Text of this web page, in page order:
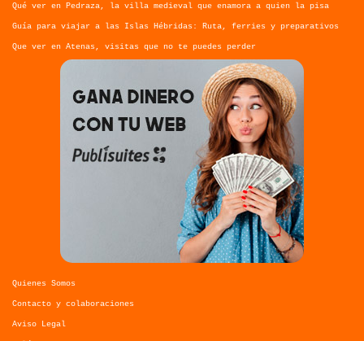
Qué ver en Pedraza, la villa medieval que enamora a quien la pisa
Guía para viajar a las Islas Hébridas: Ruta, ferries y preparativos
Que ver en Atenas, visitas que no te puedes perder
Quienes Somos
Contacto y colaboraciones
Aviso Legal